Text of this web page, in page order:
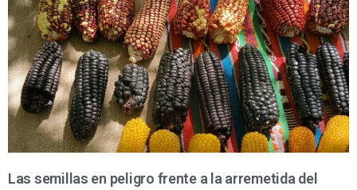
Las semillas en peligro frente a la arremetida del